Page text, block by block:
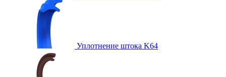
Уплотнение штока K64